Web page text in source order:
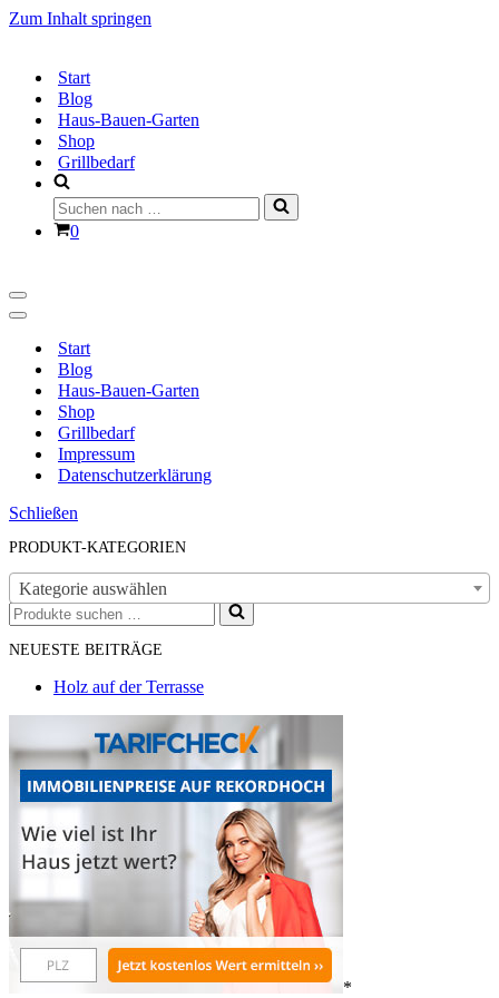
Zum Inhalt springen
Start
Blog
Haus-Bauen-Garten
Shop
Grillbedarf
Suchen
nach …
Warenkorb
0
Navigationsmenü
Navigationsmenü
Start
Blog
Haus-Bauen-Garten
Shop
Grillbedarf
Impressum
Datenschutzerklärung
Schließen
PRODUKT-KATEGORIEN
Kategorie auswählen
Suchen
nach …
NEUESTE BEITRÄGE
Holz auf der Terrasse
*